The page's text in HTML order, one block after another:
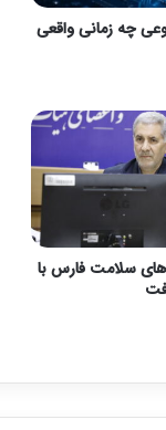
چه زمانی واقعی
سلامت فارس با